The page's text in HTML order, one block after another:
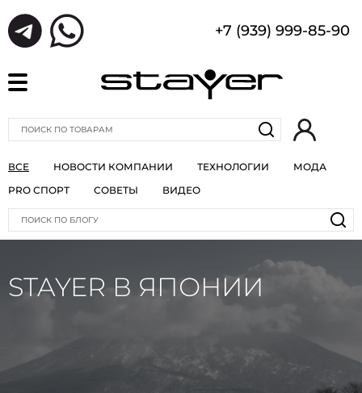
+7 (939) 999-85-90
ВСЕ НОВОСТИ КОМПАНИИ ТЕХНОЛОГИИ
МОДА
PRO СПОРТ
СОВЕТЫ ВИДЕО
STAYER В ЯПОНИИ